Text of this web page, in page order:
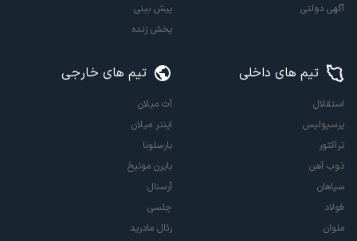
آگهی دولتی
پیش بینی
پخش زنده
تیم های داخلی
استقلال
پرسپولیس
تراکتور
ذوب آهن
سپاهان
فولاد
ملوان
تیم های خارجی
آث میلان
اینتر میلان
بارسلونا
بایرن مونیخ
آرسنال
چلسی
رئال مادرید